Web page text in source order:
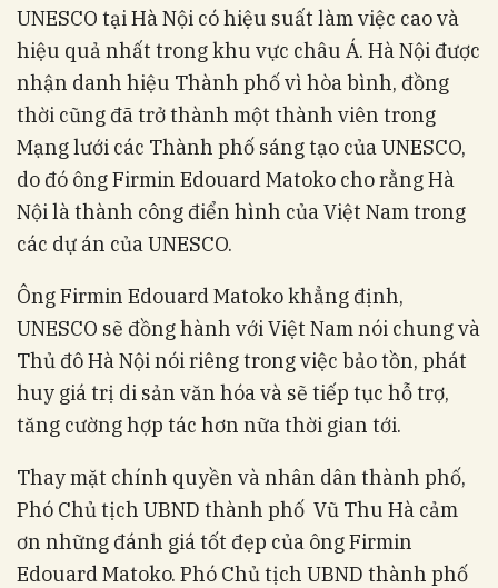
UNESCO tại Hà Nội có hiệu suất làm việc cao và
hiệu quả nhất trong khu vực châu Á. Hà Nội được
nhận danh hiệu Thành phố vì hòa bình, đồng
thời cũng đã trở thành một thành viên trong
Mạng lưới các Thành phố sáng tạo của UNESCO,
do đó ông Firmin Edouard Matoko cho rằng Hà
Nội là thành công điển hình của Việt Nam trong
các dự án của UNESCO.
Ông Firmin Edouard Matoko khẳng định,
UNESCO sẽ đồng hành với Việt Nam nói chung và
Thủ đô Hà Nội nói riêng trong việc bảo tồn, phát
huy giá trị di sản văn hóa và sẽ tiếp tục hỗ trợ,
tăng cường hợp tác hơn nữa thời gian tới.
Thay mặt chính quyền và nhân dân thành phố,
Phó Chủ tịch UBND thành phố Vũ Thu Hà cảm
ơn những đánh giá tốt đẹp của ông Firmin
Edouard Matoko. Phó Chủ tịch UBND thành phố